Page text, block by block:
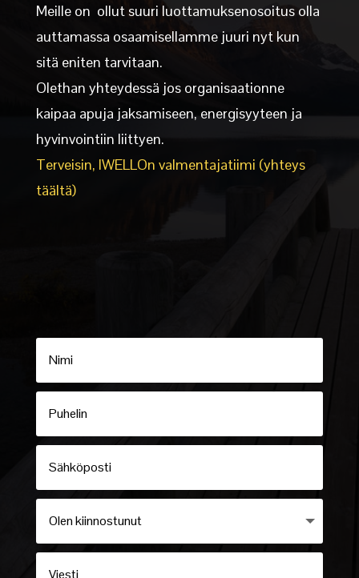
Meille on ollut suuri luottamuksenosoitus olla
auttamassa osaamisellamme juuri nyt kun
sitä eniten tarvitaan.
Olethan yhteydessä jos organisaationne
kaipaa apuja jaksamiseen, energisyyteen ja
hyvinvointiin liittyen.
Terveisin, IWELLOn valmentajatiimi (yhteys
täältä)